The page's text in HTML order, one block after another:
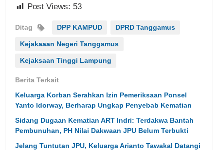
Post Views: 53
Ditag DPP KAMPUD DPRD Tanggamus
Kejakaaan Negeri Tanggamus
Kejaksaan Tinggi Lampung
Berita Terkait
Keluarga Korban Serahkan Izin Pemeriksaan Ponsel
Yanto Idorway, Berharap Ungkap Penyebab Kematian
Sidang Dugaan Kematian ART Indri: Terdakwa Bantah
Pembunuhan, PH Nilai Dakwaan JPU Belum Terbukti
Jelang Tuntutan JPU, Keluarga Arianto Tawakal Datangi